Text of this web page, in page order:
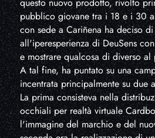
questo nuovo prodotto, rivolto
pubblico giovane tra i 18 e i 30
con sede a Cariñena ha deciso
all'iperesperienza di DeuSens
e mostrare qualcosa di diverso
A tal fine, ha puntato su una
incentrata principalmente su due
La prima consisteva nella
occhiali per realtà virtuale
l'immagine del marchio e del